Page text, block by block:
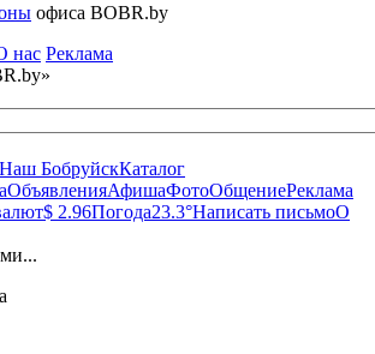
офиса BOBR.by
нас Реклама
Наш БобруйскКаталог
ОбъявленияАфишаФотоОбщениеРеклама
$ 2.96Погода23.3°Написать письмоО